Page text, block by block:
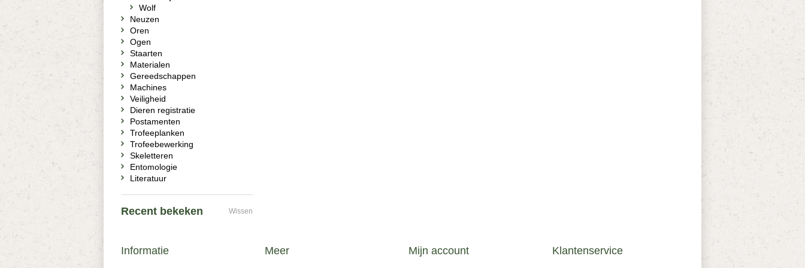
Wolf
Neuzen
Oren
Ogen
Staarten
Materialen
Gereedschappen
Machines
Veiligheid
Dieren registratie
Postamenten
Trofeeplanken
Trofeebewerking
Skeletteren
Entomologie
Literatuur
Recent bekeken Wissen
Informatie Meer Mijn account Klantenservice